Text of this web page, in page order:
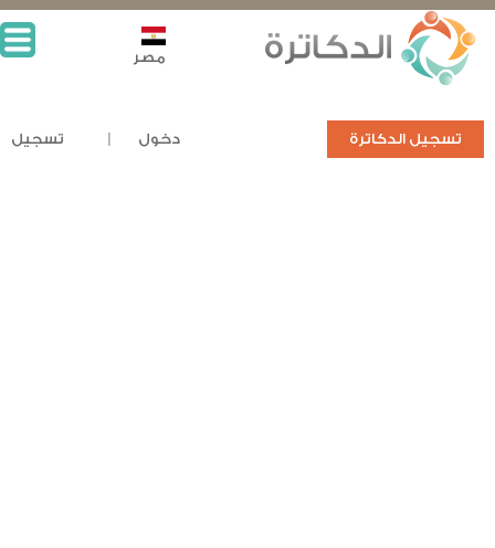
تسجيل الدكاترة دخول تسجيل
مصر